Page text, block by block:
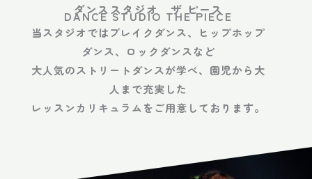
ダンススタジオ ザ ピース
DANCE STUDIO THE PIECE
当スタジオではブレイクダンス、ヒップホップ
ダンス、ロックダンスなど
大人気のストリートダンスが学べ、園児から大
人まで充実した
レッスンカリキュラムをご用意しております。